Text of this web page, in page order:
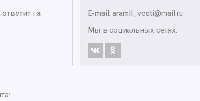
на
E-mail: aramil_vesti@mail.ru
Мы в социальных сетях: